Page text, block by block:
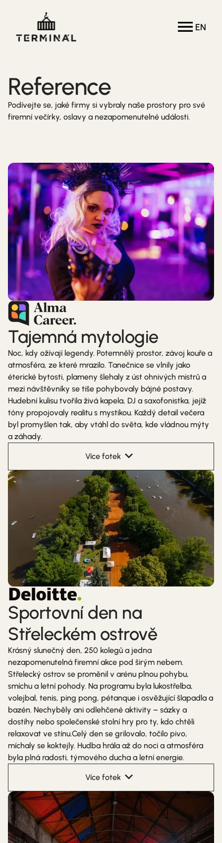
EN
Reference
Podívejte se, jaké firmy si vybraly naše prostory pro své
firemní večírky, oslavy a nezapomenutelné události.
Tajemná mytologie
Noc, kdy ožívají legendy. Potemnělý prostor, závoj kouře a
atmosféra, ze které mrazilo. Tanečnice se vlnily jako
éterické bytosti, plameny šlehaly z úst ohnivých mistrů a
mezi návštěvníky se tiše pohybovaly bájné postavy.
Hudební kulisu tvořila živá kapela, DJ a saxofonistka, jejíž
tóny propojovaly realitu s mystikou. Každý detail večera
byl promyšlen tak, aby vtáhl do světa, kde vládnou mýty
a záhady.
Více fotek
Sportovní den na
Střeleckém ostrově
Krásný slunečný den, 250 kolegů a jedna
nezapomenutelná firemní akce pod širým nebem.
Střelecký ostrov se proměnil v arénu plnou pohybu,
smíchu a letní pohody. Na programu byla lukostřelba,
volejbal, tenis, ping pong, pétanque i osvěžující šlapadla a
bazén. Nechyběly ani odlehčené aktivity – sázky a
dostihy nebo společenské stolní hry pro ty, kdo chtěli
relaxovat ve stínu.Celý den se grilovalo, točilo pivo,
míchaly se koktejly. Hudba hrála až do noci a atmosféra
byla plná radosti, týmového ducha a letní energie.
Více fotek